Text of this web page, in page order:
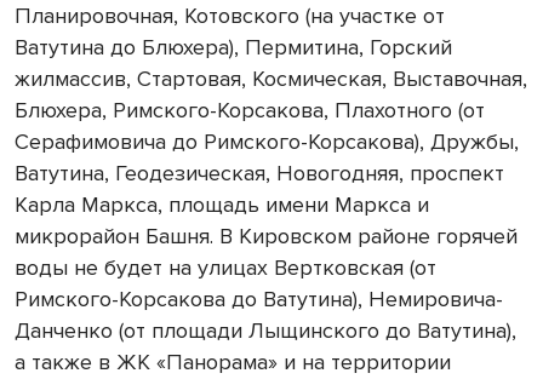
Планировочная, Котовского (на участке от
Ватутина до Блюхера), Пермитина, Горский
жилмассив, Стартовая, Космическая, Выставочная,
Блюхера, Римского-Корсакова, Плахотного (от
Серафимовича до Римского-Корсакова), Дружбы,
Ватутина, Геодезическая, Новогодняя, проспект
Карла Маркса, площадь имени Маркса и
микрорайон Башня. В Кировском районе горячей
воды не будет на улицах Вертковская (от
Римского-Корсакова до Ватутина), Немировича-
Данченко (от площади Лыщинского до Ватутина),
а также в ЖК «Панорама» и на территории